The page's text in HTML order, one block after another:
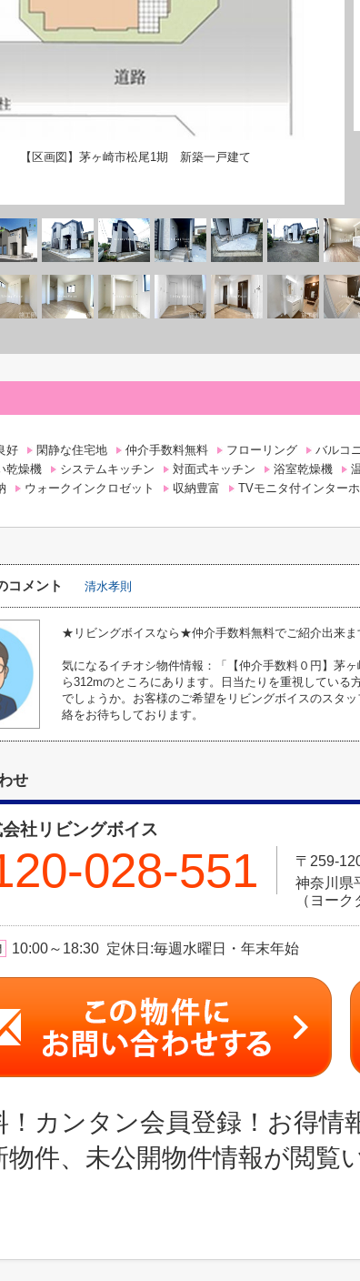
【区画図】茅ヶ崎市松尾1期 新築一戸建て
好 閑静な住宅地 仲介手数料無料 フローリング バルコ
乾燥機
システムキッチン 対面式キッチン 浴室乾燥機
ウォークインクロゼット 収納豊富 TVモニタ付インター
コメント 清水孝則
★リビングボイスなら★仲介手数料無料でご紹介出来
気になるイチオシ物件情報：「【仲介手数料０円】茅
ら312mのところにあります。日当たりを重視してい
でしょうか。お客様のご希望をリビングボイスのスタ
絡をお待ちしております。
せ
社リビングボイス
028-551
〒259-
神奈川県
（ヨー
10:00～18:30 定休日:毎週水曜日・年末年始
！カンタン会員登録！お得情
物件、未公開物件情報が閲覧